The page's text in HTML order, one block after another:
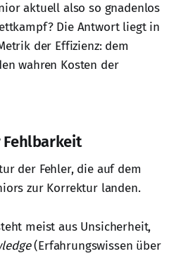
aktuell also so gnadenlos
Die Antwort liegt in
der Effizienz: dem
wahren Kosten der
Fehlbarkeit
der Fehler, die auf dem
zur Korrektur landen.
meist aus Unsicherheit,
(Erfahrungswissen über